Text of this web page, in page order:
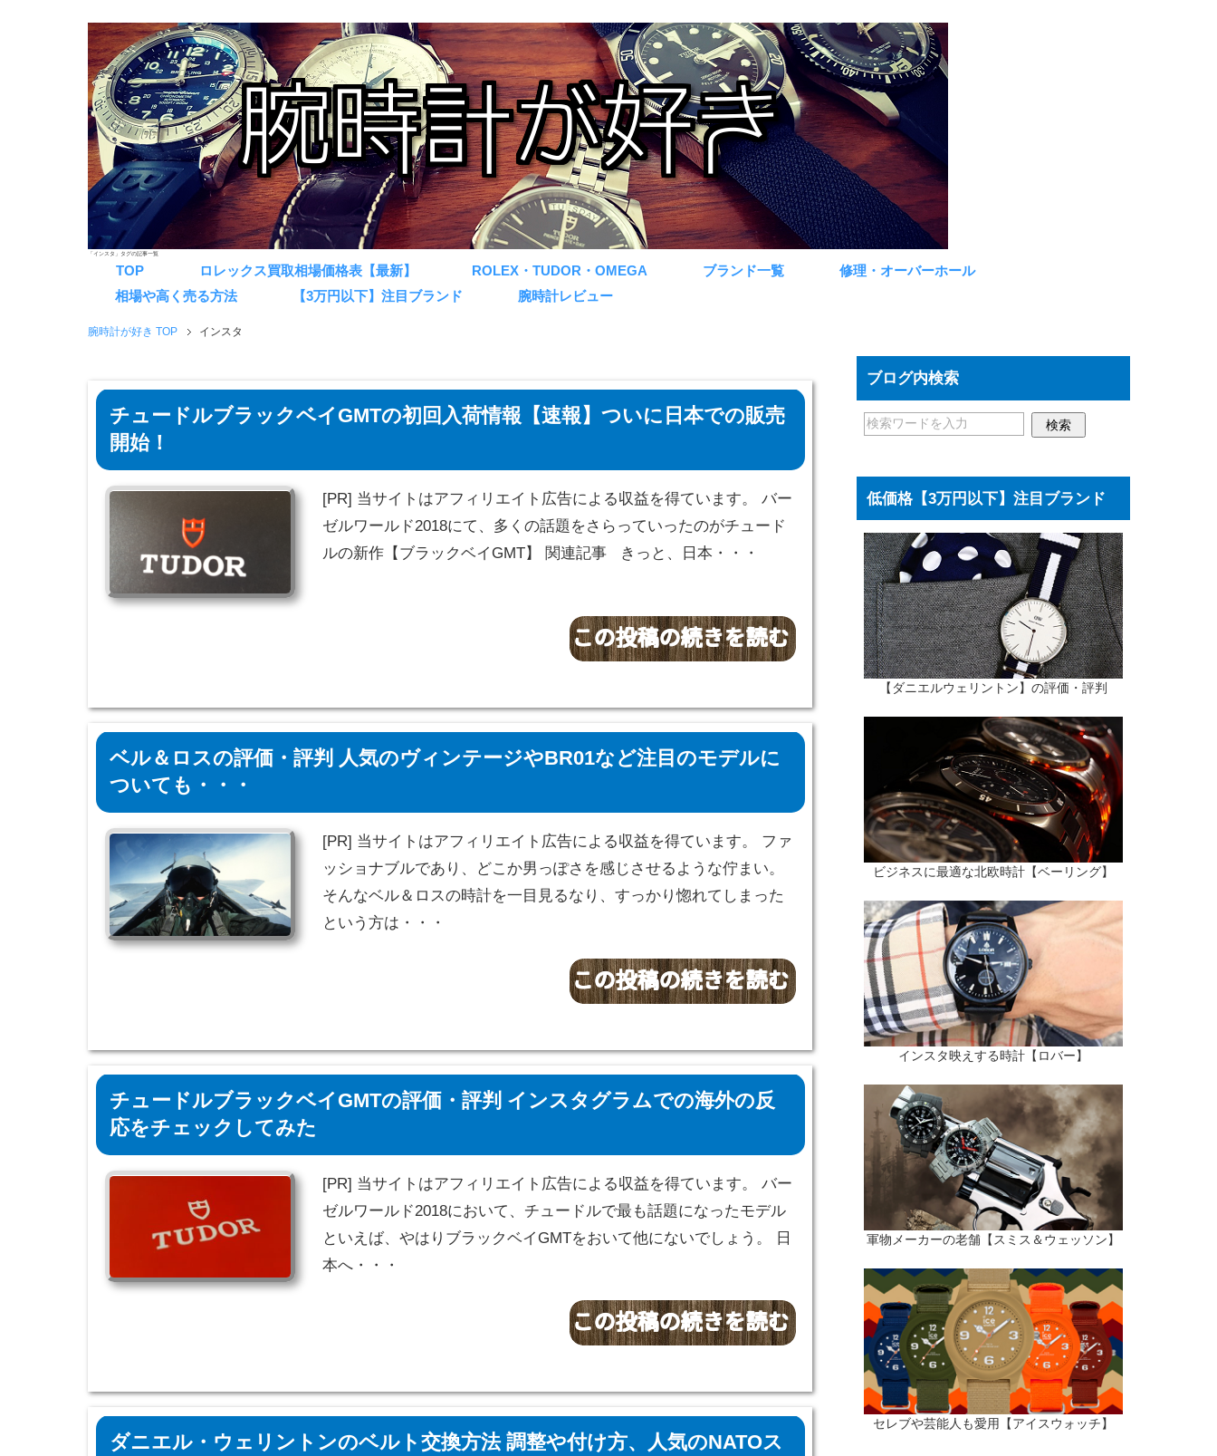
「インスタ」タグの記事一覧
TOP ロレックス買取相場価格表【最新】 ROLEX・TUDOR・OMEGA ブランド一覧
修理・オーバーホール
相場や高く売る方法
【3万円以下】注目ブランド 腕時計レビュー
腕時計が好き TOP インスタ
チュードルブラックベイGMTの初回入荷情報【速報】ついに日本での販売
開始！
[PR] 当サイトはアフィリエイト広告による収益を得ています。 バー
ゼルワールド2018にて、多くの話題をさらっていったのがチュード
ルの新作【ブラックベイGMT】 関連記事 きっと、日本・・・
ベル＆ロスの評価・評判 人気のヴィンテージやBR01など注目のモデルに
ついても・・・
[PR] 当サイトはアフィリエイト広告による収益を得ています。 ファ
ッショナブルであり、どこか男っぽさを感じさせるような佇まい。
そんなベル＆ロスの時計を一目見るなり、すっかり惚れてしまった
という方は・・・
チュードルブラックベイGMTの評価・評判 インスタグラムでの海外の反
応をチェックしてみた
[PR] 当サイトはアフィリエイト広告による収益を得ています。 バー
ゼルワールド2018において、チュードルで最も話題になったモデル
といえば、やはりブラックベイGMTをおいて他にないでしょう。 日
本へ・・・
ダニエル・ウェリントンのベルト交換方法 調整や付け方、人気のNATOス
ブログ内検索
低価格【3万円以下】注目ブランド
【ダニエルウェリントン】の評価・評判
ビジネスに最適な北欧時計【ベーリング】
インスタ映えする時計【ロバー】
軍物メーカーの老舗【スミス＆ウェッソン】
セレブや芸能人も愛用【アイスウォッチ】